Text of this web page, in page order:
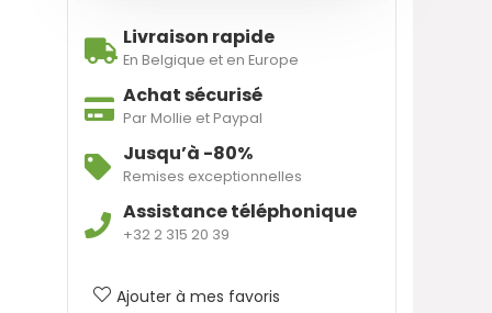
Livraison rapide
En Belgique et en Europe
Achat sécurisé
Par Mollie et Paypal
Jusqu’à -80%
Remises exceptionnelles
Assistance téléphonique
+32 2 315 20 39
Ajouter à mes favoris